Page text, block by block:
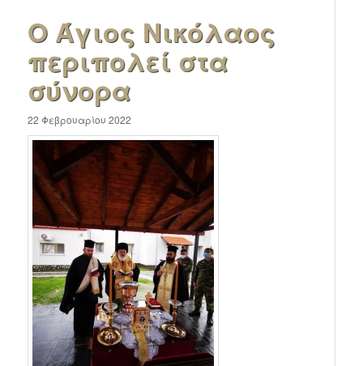
Ο Άγιος Νικόλαος
περιπολεί στα
σύνορα
22 Φεβρουαρίου 2022